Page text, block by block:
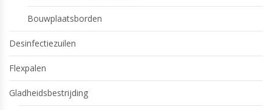
Bouwplaatsborden
Desinfectiezuilen
Flexpalen
Gladheidsbestrijding